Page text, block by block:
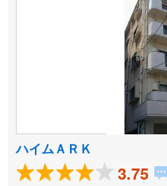
ハイムＡＲＫ
3.75